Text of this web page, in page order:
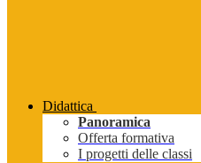
Didattica
Panoramica
Offerta formativa
I progetti delle classi